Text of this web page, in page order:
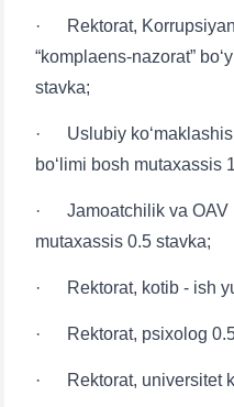
· Rektorat,
“komplaens-nazorat”
stavka;
· Uslubiy
bo‘limi bosh mutaxassis
· Jamoatchilik va OAV
mutaxassis 0.5 stavka;
· Rektorat, kotib - ish
· Rektorat, psixolog
· Rektorat, universitet